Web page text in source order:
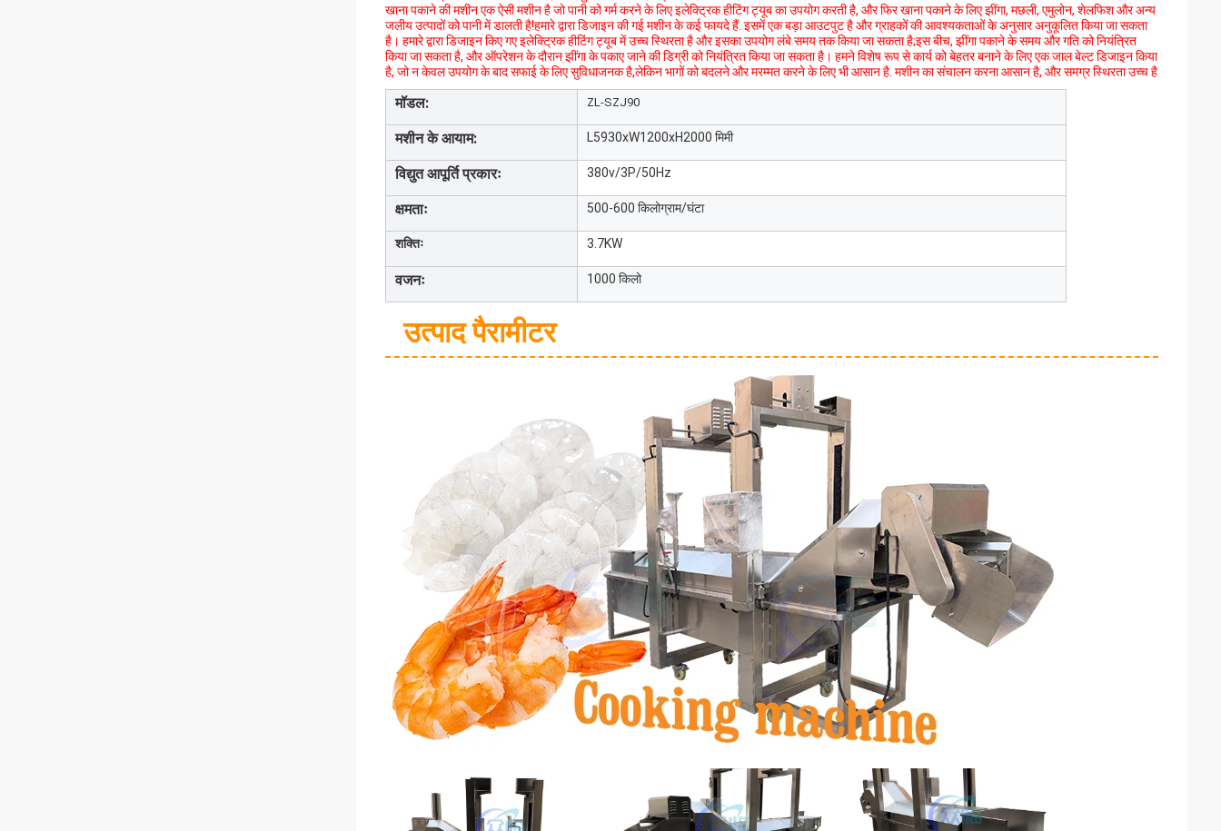
खाना पकाने की मशीन एक ऐसी मशीन है जो पानी को गर्म करने के लिए इलेक्ट्रिक हीटिंग ट्यूब का उपयोग करती है, और फिर खाना पकाने के लिए झींगा, मछली, एमुलोन, शेलफिश और अन्य
जलीय उत्पादों को पानी में डालती है!हमारे द्वारा डिजाइन की गई मशीन के कई फायदे हैं. इसमें एक बड़ा आउटपुट है और ग्राहकों की आवश्यकताओं के अनुसार अनुकूलित किया जा सकता
है। हमारे द्वारा डिजाइन किए गए इलेक्ट्रिक हीटिंग ट्यूब में उच्च स्थिरता है और इसका उपयोग लंबे समय तक किया जा सकता है;इस बीच, झींगा पकाने के समय और गति को नियंत्रित
किया जा सकता है, और ऑपरेशन के दौरान झींगा के पकाए जाने की डिग्री को नियंत्रित किया जा सकता है। हमने विशेष रूप से कार्य को बेहतर बनाने के लिए एक जाल बेल्ट डिजाइन किया
है, जो न केवल उपयोग के बाद सफाई के लिए सुविधाजनक है,लेकिन भागों को बदलने और मरम्मत करने के लिए भी आसान है. मशीन का संचालन करना आसान है, और समग्र स्थिरता उच्च है
मॉडल: ZL-SZJ90
मशीन के आयाम: L5930xW1200xH2000 मिमी
विद्युत आपूर्ति प्रकारः 380v/3P/50Hz
क्षमताः 500-600 किलोग्राम/घंटा
शक्तिः 3.7KW
वजनः 1000 किलो
उत्पाद पैरामीटर